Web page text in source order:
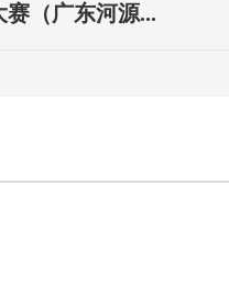
赛（广东河源...